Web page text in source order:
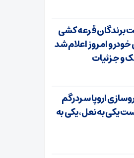
برندگان قرعه کشی
خودرو امروز اعلام شد
و جزئیات
اروپا سردرگم
یکی به نعل، یکی به